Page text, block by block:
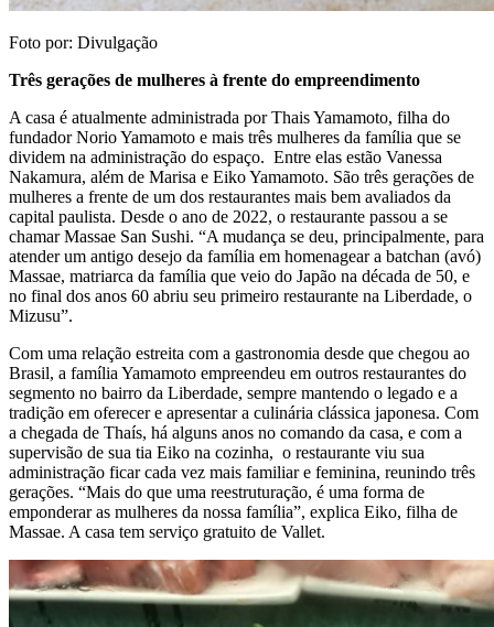
Foto por: Divulgação
Três gerações de mulheres à frente do empreendimento
A casa é atualmente administrada por Thais Yamamoto, filha do
fundador Norio Yamamoto e mais três mulheres da família que se
dividem na administração do espaço. Entre elas estão Vanessa
Nakamura, além de Marisa e Eiko Yamamoto. São três gerações de
mulheres a frente de um dos restaurantes mais bem avaliados da
capital paulista. Desde o ano de 2022, o restaurante passou a se
chamar Massae San Sushi. “A mudança se deu, principalmente, para
atender um antigo desejo da família em homenagear a batchan (avó)
Massae, matriarca da família que veio do Japão na década de 50, e
no final dos anos 60 abriu seu primeiro restaurante na Liberdade, o
Mizusu”.
Com uma relação estreita com a gastronomia desde que chegou ao
Brasil, a família Yamamoto empreendeu em outros restaurantes do
segmento no bairro da Liberdade, sempre mantendo o legado e a
tradição em oferecer e apresentar a culinária clássica japonesa. Com
a chegada de Thaís, há alguns anos no comando da casa, e com a
supervisão de sua tia Eiko na cozinha, o restaurante viu sua
administração ficar cada vez mais familiar e feminina, reunindo três
gerações. “Mais do que uma reestruturação, é uma forma de
emponderar as mulheres da nossa família”, explica Eiko, filha de
Massae. A casa tem serviço gratuito de Vallet.